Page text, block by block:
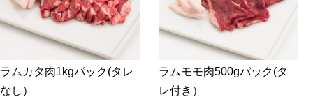
ラムカタ肉1kgパック(タレ
なし）
ラムモモ肉500gパック(タ
レ付き）